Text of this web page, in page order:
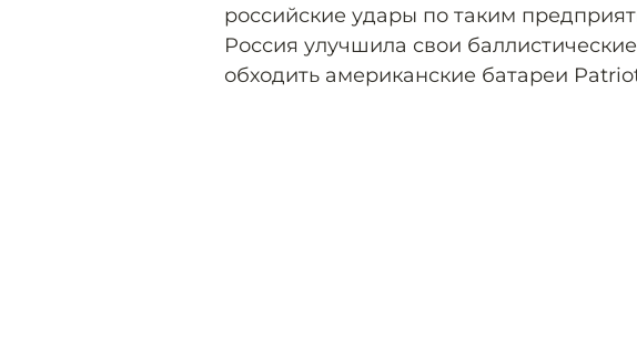
российские удары по таким
Россия улучшила свои
обходить американские батареи